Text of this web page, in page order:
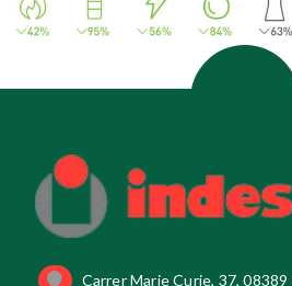
Carrer Marie Curie, 37,